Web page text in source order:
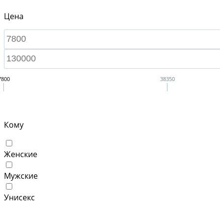
Цена
38350
Кому
Женские
Мужские
Унисекс